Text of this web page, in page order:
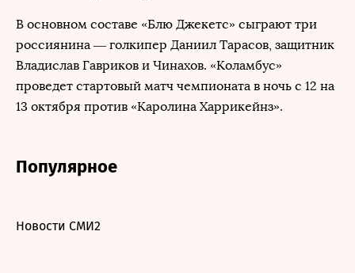
В основном составе «Блю Джекетс» сыграют три
россиянина — голкипер Даниил Тарасов, защитник
Владислав Гавриков и Чинахов. «Коламбус»
проведет стартовый матч чемпионата в ночь с 12 на
13 октября против «Каролина Харрикейнз».
Популярное
Новости СМИ2